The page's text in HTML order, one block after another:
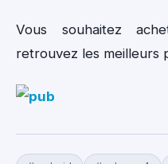
Vous souhaitez
retrouvez les meilleurs